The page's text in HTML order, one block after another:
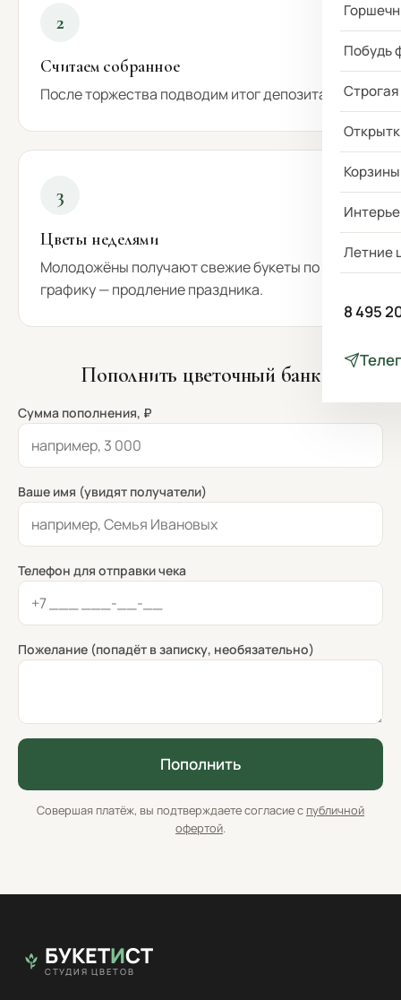
Побудь
Летние
8 495
2
Считаем собранное
После торжества подводим итог депозита.
3
Цветы неделями
Молодожёны получают свежие букеты по
графику — продление праздника.
Пополнить цветочный банк
Сумма пополнения, ₽
Ваше имя (увидят получатели)
Телефон для отправки чека
Пожелание (попадёт в записку, необязательно)
Пополнить
Совершая платёж, вы подтверждаете согласие с публичной
офертой.
БУКЕТИСТ
СТУДИЯ ЦВЕТОВ